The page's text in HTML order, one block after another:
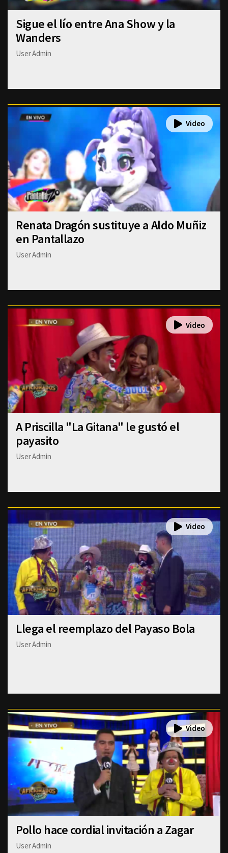
Sigue el lío entre Ana Show y la
Wanders
User Admin
Renata Dragón sustituye a Aldo Muñiz
en Pantallazo
User Admin
A Priscilla "La Gitana" le gustó el
payasito
User Admin
Llega el reemplazo del Payaso Bola
User Admin
Pollo hace cordial invitación a Zagar
User Admin